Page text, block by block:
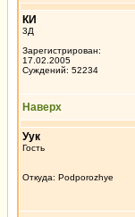
КИ
3Д
Зарегистрирован:
17.02.2005
Суждений: 52234
Наверх
Уук
Гость
Откуда: Podporozhye